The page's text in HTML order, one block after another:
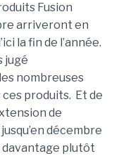
Fusion
arriveront en
la fin de l’année.
jugé
nombreuses
produits. Et de
de
décembre
davantage plutôt